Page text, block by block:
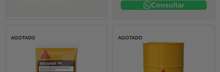
Consultar
AGOTADO AGOTADO